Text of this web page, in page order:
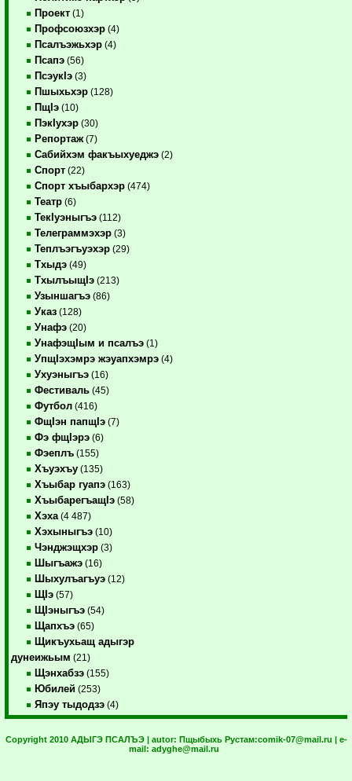
Проект (1)
Профсоюзхэр (4)
Псалъэжьхэр (4)
Псапэ (56)
ПсэукIэ (3)
Пшыхьхэр (128)
ПщIэ (10)
ПэкIухэр (30)
Репортаж (7)
Сабийхэм факъыхуеджэ (2)
Спорт (22)
Спорт хъыбархэр (474)
Театр (6)
ТекIуэныгъэ (112)
Телеграммэхэр (3)
Теплъэгъуэхэр (29)
Тхыдэ (49)
ТхылъыщIэ (213)
Узыншагъэ (86)
Указ (128)
Унафэ (20)
УнафэщIым и псалъэ (1)
УпщIэхэмрэ жэуапхэмрэ (4)
Ухуэныгъэ (16)
Фестиваль (45)
Футбол (416)
ФщIэн папщIэ (7)
Фэ фщIэрэ (6)
Фэеплъ (155)
Хъуэхъу (135)
Хъыбар гуапэ (163)
ХъыбарегъащIэ (58)
Хэха (4 487)
Хэхыныгъэ (10)
Чэнджэщхэр (3)
Шыгъажэ (16)
Шыхулъагъуэ (12)
ЩIэ (57)
ЩIэныгъэ (54)
Щапхъэ (65)
Щикъухьащ адыгэр
дунеижьым (21)
Щэнхабзэ (155)
Юбилей (253)
Япэу тыдодзэ (4)
Copyright 2010 АДЫГЭ ПСАЛЪЭ | autor: Пщыбыхь Рустам:comik-07@mail.ru | e-
mail: adyghe@mail.ru